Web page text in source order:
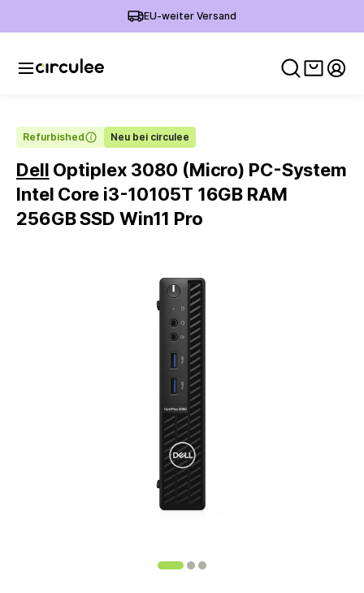
EU-weiter Versand
Refurbished Neu bei circulee
Dell Optiplex 3080 (Micro) PC-System
Intel Core i3-10105T 16GB RAM
256GB SSD Win11 Pro